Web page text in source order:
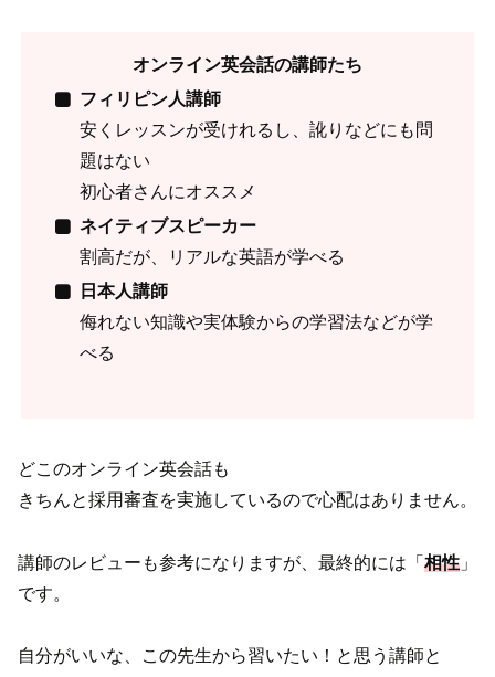
オンライン英会話の講師たち
フィリピン人講師
安くレッスンが受けれるし、訛りなどにも問
題はない
初心者さんにオススメ
ネイティブスピーカー
割高だが、リアルな英語が学べる
日本人講師
侮れない知識や実体験からの学習法などが学
べる
どこのオンライン英会話も
きちんと採用審査を実施しているので心配はありません。
講師のレビューも参考になりますが、最終的には「 相性 」
です。
自分がいいな、この先生から習いたい！と思う講師と